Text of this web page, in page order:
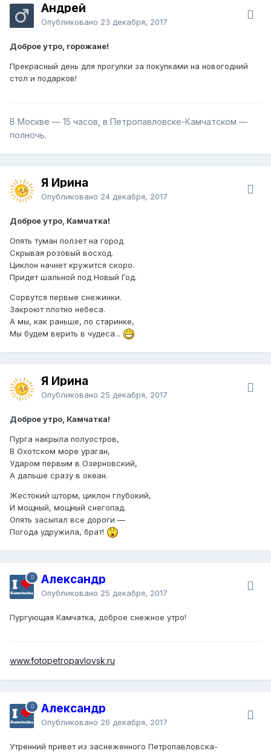
Андрей
Опубликовано 23 декабря, 2017
Доброе утро, горожане!
Прекрасный день для прогулки за покупками на новогодний
стол и подарков!
В Москве — 15 часов, в Петропавловске-Камчатском —
полночь.
Я Ирина
Опубликовано 24 декабря, 2017
Доброе утро, Камчатка!
Опять туман ползет на город
Скрывая розовый восход.
Циклон начнет кружится скоро.
Придет шальной под Новый Год.
Сорвутся первые снежинки.
Закроют плотно небеса.
А мы, как раньше, по старинке,
Мы будем верить в чудеса...
Я Ирина
Опубликовано 25 декабря, 2017
Доброе утро, Камчатка!
Пурга накрыла полуостров,
В Охотском море ураган,
Ударом первым в Озерновский,
А дальше сразу в океан.
Жестокий шторм, циклон глубокий,
И мощный, мощный снегопад.
Опять засыпал все дороги —
Погода удружила, брат!
Александр
Опубликовано 25 декабря, 2017
Пургующая Камчатка, доброе снежное утро!
www.fotopetropavlovsk.ru
Александр
Опубликовано 26 декабря, 2017
Утренний привет из заснеженного Петропавловска-